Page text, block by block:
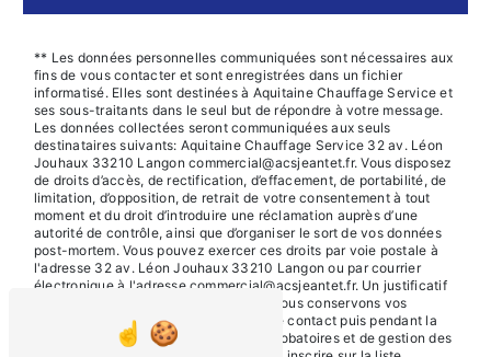
** Les données personnelles communiquées sont nécessaires aux
fins de vous contacter et sont enregistrées dans un fichier
informatisé. Elles sont destinées à Aquitaine Chauffage Service et
ses sous-traitants dans le seul but de répondre à votre message.
Les données collectées seront communiquées aux seuls
destinataires suivants: Aquitaine Chauffage Service 32 av. Léon
Jouhaux 33210 Langon commercial@acsjeantet.fr. Vous disposez
de droits d’accès, de rectification, d’effacement, de portabilité, de
limitation, d’opposition, de retrait de votre consentement à tout
moment et du droit d’introduire une réclamation auprès d’une
autorité de contrôle, ainsi que d’organiser le sort de vos données
post-mortem. Vous pouvez exercer ces droits par voie postale à
l'adresse 32 av. Léon Jouhaux 33210 Langon ou par courrier
électronique à l'adresse commercial@acsjeantet.fr. Un justificatif
d'identité pourra vous être demandé. Nous conservons vos
données pendant la période de prise de contact puis pendant la
durée de prescription légale aux fins probatoires et de gestion des